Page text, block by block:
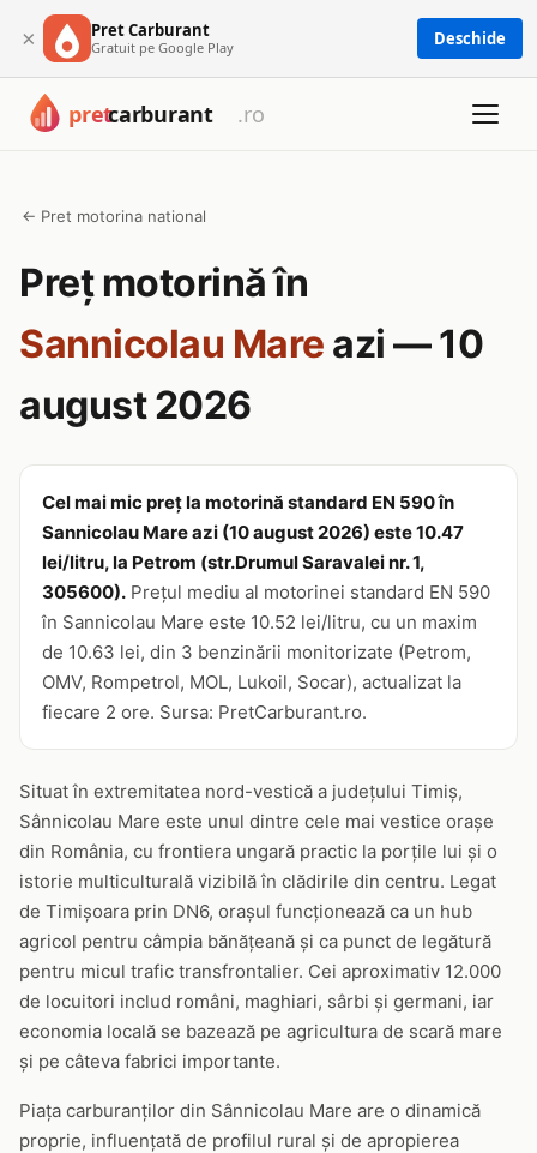
× Pret Carburant
Gratuit pe Google Play Deschide
← Pret motorina national
Preț motorină în
Sannicolau Mare azi — 10
august 2026
Cel mai mic preț la motorină standard EN 590 în
Sannicolau Mare azi (10 august 2026) este 10.47
lei/litru, la Petrom (str.Drumul Saravalei nr. 1,
305600). Prețul mediu al motorinei standard EN 590
în Sannicolau Mare este 10.52 lei/litru, cu un maxim
de 10.63 lei, din 3 benzinării monitorizate (Petrom,
OMV, Rompetrol, MOL, Lukoil, Socar), actualizat la
fiecare 2 ore. Sursa: PretCarburant.ro.
Situat în extremitatea nord-vestică a județului Timiș,
Sânnicolau Mare este unul dintre cele mai vestice orașe
din România, cu frontiera ungară practic la porțile lui și o
istorie multiculturală vizibilă în clădirile din centru. Legat
de Timișoara prin DN6, orașul funcționează ca un hub
agricol pentru câmpia bănățeană și ca punct de legătură
pentru micul trafic transfrontalier. Cei aproximativ 12.000
de locuitori includ români, maghiari, sârbi și germani, iar
economia locală se bazează pe agricultura de scară mare
și pe câteva fabrici importante.
Piața carburanților din Sânnicolau Mare are o dinamică
proprie, influențată de profilul rural și de apropierea